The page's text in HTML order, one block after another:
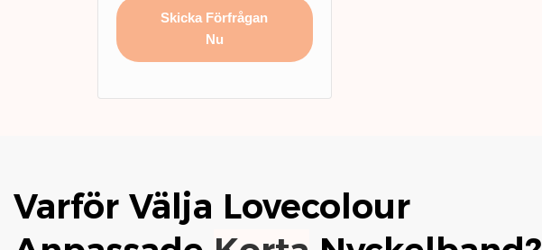
Skicka Förfrågan
Nu
Varför Välja Lovecolour